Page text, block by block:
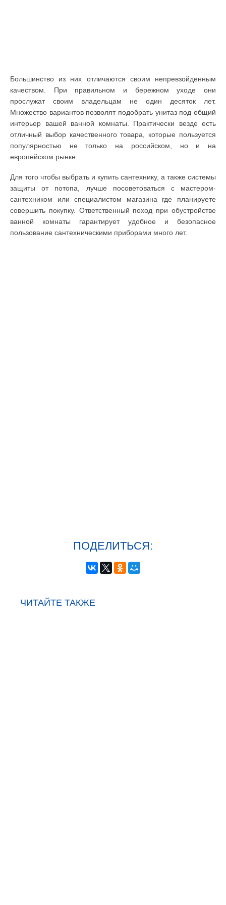
Большинство из них отличаются своим непревзойденным
качеством. При правильном и бережном уходе они
прослужат своим владельцам не один десяток лет.
Множество вариантов позволят подобрать унитаз под общий
интерьер вашей ванной комнаты. Практически везде есть
отличный выбор качественного товара, которые пользуется
популярностью не только на российском, но и на
европейском рынке.
Для того чтобы выбрать и купить сантехнику, а также системы
защиты от потопа, лучше посоветоваться с мастером-
сантехником или специалистом магазина где планируете
совершить покупку. Ответственный поход при обустройстве
ванной комнаты гарантирует удобное и безопасное
пользование сантехническими приборами много лет.
ПОДЕЛИТЬСЯ:
ЧИТАЙТЕ ТАКЖЕ